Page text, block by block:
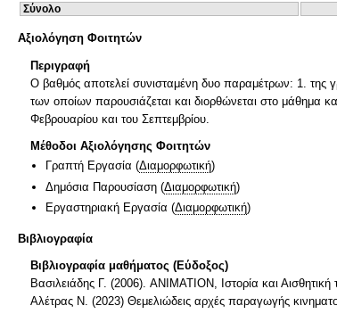
Σύνολο
Αξιολόγηση Φοιτητών
Περιγραφή
Ο βαθμός αποτελεί συνισταμένη δυο παραμέτρων: 1.
των οποίων παρουσιάζεται και διορθώνεται στο μάθημα
Φεβρουαρίου και του Σεπτεμβρίου.
Μέθοδοι Αξιολόγησης Φοιτητών
Γραπτή Εργασία (Διαμορφωτική)
Δημόσια Παρουσίαση (Διαμορφωτική)
Εργαστηριακή Εργασία (Διαμορφωτική)
Βιβλιογραφία
Βιβλιογραφία μαθήματος (Εύδοξος)
Βασιλειάδης Γ. (2006). ANIMATION, Ιστορία και
Αλέτρας Ν. (2023) Θεμελιώδεις αρχές παραγωγής